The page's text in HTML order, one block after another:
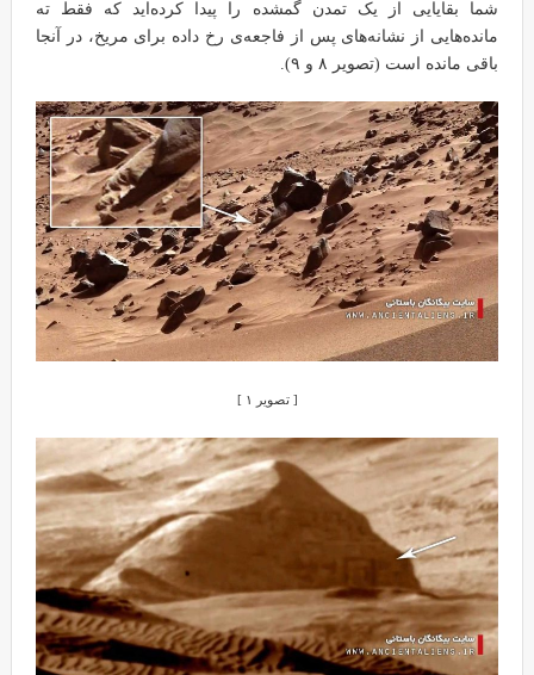
شما بقایایی از یک تمدن گمشده را پیدا کرده‌اید که فقط ته
مانده‌هایی از نشانه‌های پس از فاجعه‌ی رخ داده برای مریخ، در آنجا
باقی مانده است (تصویر ۸ و ۹).
[ تصویر ۱ ]